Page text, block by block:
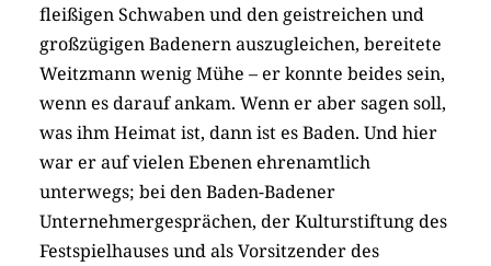
fleißigen Schwaben und den geistreichen und
großzügigen Badenern auszugleichen, bereitete
Weitzmann wenig Mühe – er konnte beides sein,
wenn es darauf ankam. Wenn er aber sagen soll,
was ihm Heimat ist, dann ist es Baden. Und hier
war er auf vielen Ebenen ehrenamtlich
unterwegs; bei den Baden-Badener
Unternehmergesprächen, der Kulturstiftung des
Festspielhauses und als Vorsitzender des